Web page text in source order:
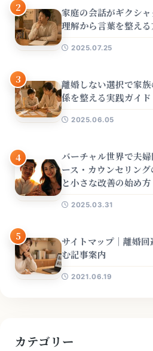
2
家庭の会話がギクシ
理解から言葉を整え
2025.07.25
3
離婚しない選択で家
係を整える実践ガイド
2025.06.05
4
バーチャル世界で夫
ース・カウンセリン
と小さな改善の始め方
2025.03.31
5
サイトマップ｜離婚
む記事案内
2021.06.19
カテゴリー